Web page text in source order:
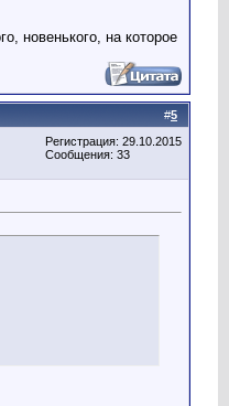
новенького, на которое
#5
Регистрация: 29.10.2015
Сообщения: 33